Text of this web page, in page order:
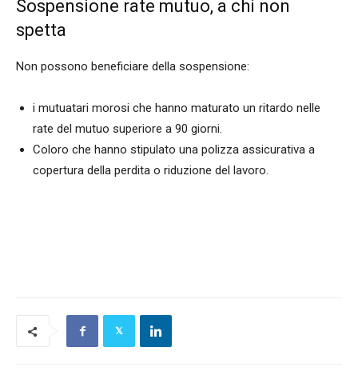
Sospensione rate mutuo, a chi non
spetta
Non possono beneficiare della sospensione:
i mutuatari morosi che hanno maturato un ritardo nelle
rate del mutuo superiore a 90 giorni.
Coloro che hanno stipulato una polizza assicurativa a
copertura della perdita o riduzione del lavoro.